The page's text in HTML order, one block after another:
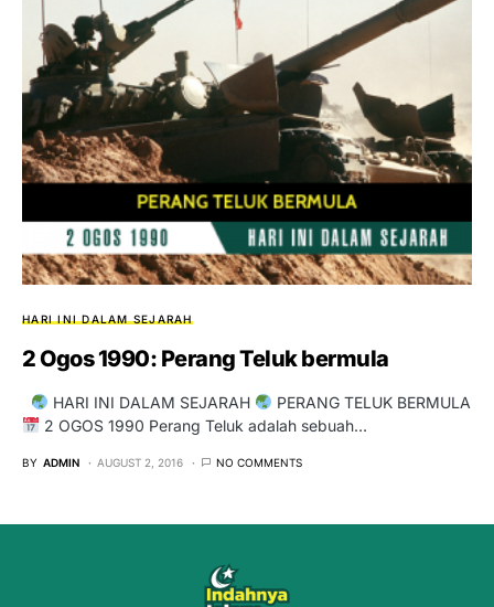
HARI INI DALAM SEJARAH
2 Ogos 1990: Perang Teluk bermula
HARI INI DALAM SEJARAH
PERANG TELUK BERMULA
2 OGOS 1990 Perang Teluk adalah sebuah…
BY ADMIN AUGUST 2, 2016 NO COMMENTS